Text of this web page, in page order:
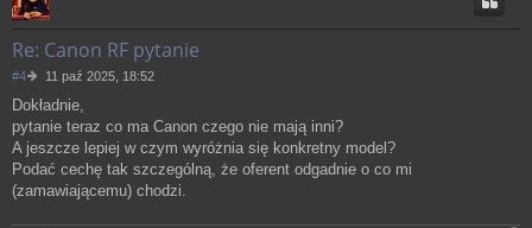
Re: Canon RF pytanie
#4
P
s
t
11 paź 2025, 18:52
Dokładnie,
pytanie teraz co ma Canon czego nie mają inni?
A jeszcze lepiej w czym wyróżnia się konkretny model?
Podać cechę tak szczególną, że oferent odgadnie o co mi
(zamawiającemu) chodzi.